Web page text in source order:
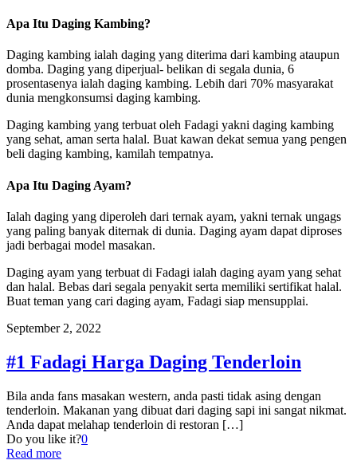
Apa Itu Daging Kambing?
Daging kambing ialah daging yang diterima dari kambing ataupun
domba. Daging yang diperjual- belikan di segala dunia, 6
prosentasenya ialah daging kambing. Lebih dari 70% masyarakat
dunia mengkonsumsi daging kambing.
Daging kambing yang terbuat oleh Fadagi yakni daging kambing
yang sehat, aman serta halal. Buat kawan dekat semua yang pengen
beli daging kambing, kamilah tempatnya.
Apa Itu Daging Ayam?
Ialah daging yang diperoleh dari ternak ayam, yakni ternak ungags
yang paling banyak diternak di dunia. Daging ayam dapat diproses
jadi berbagai model masakan.
Daging ayam yang terbuat di Fadagi ialah daging ayam yang sehat
dan halal. Bebas dari segala penyakit serta memiliki sertifikat halal.
Buat teman yang cari daging ayam, Fadagi siap mensupplai.
September 2, 2022
#1 Fadagi Harga Daging Tenderloin
Bila anda fans masakan western, anda pasti tidak asing dengan
tenderloin. Makanan yang dibuat dari daging sapi ini sangat nikmat.
Anda dapat melahap tenderloin di restoran […]
Do you like it?0
Read more